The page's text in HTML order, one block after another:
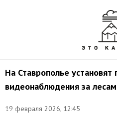
На Ставрополье установят
видеонаблюдения за
19 февраля 2026, 12:45
Иван